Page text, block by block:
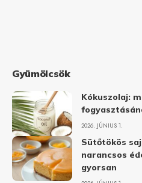
Gyümölcsök
Kókuszolaj:
2026. JÚNIUS 1.
Sütőtökös
narancsos
gyorsan